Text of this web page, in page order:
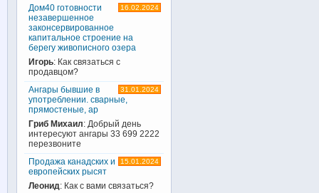
16.02.2024
Дом40 готовности
незавершенное
законсервированное
капитальное строение на
берегу живописного озера
Игорь: Как связаться с
продавцом?
31.01.2024
Ангары бывшие в
употреблении. сварные,
прямостеные, ар
Гриб Михаил: Добрый день
интересуют ангары 33 699 2222
перезвоните
15.01.2024
Продажа канадских и
европейских рысят
Леонид: Как с вами связаться?